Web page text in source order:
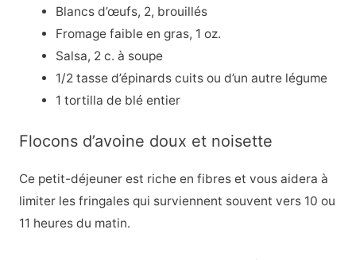
Blancs d’œufs, 2, brouillés
Fromage faible en gras, 1 oz.
Salsa, 2 c. à soupe
1/2 tasse d’épinards cuits ou d’un autre légume
1 tortilla de blé entier
Flocons d’avoine doux et noisette
Ce petit-déjeuner est riche en fibres et vous aidera à
limiter les fringales qui surviennent souvent vers 10 ou
11 heures du matin.